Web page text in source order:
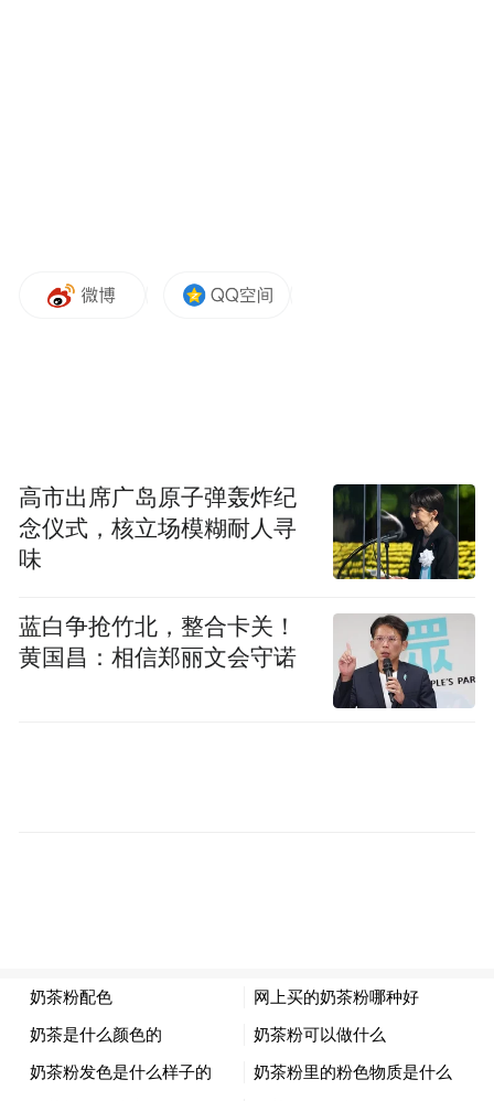
高市出席广岛原子弹轰炸纪
念仪式，核立场模糊耐人寻
味
蓝白争抢竹北，整合卡关！
黄国昌：相信郑丽文会守诺